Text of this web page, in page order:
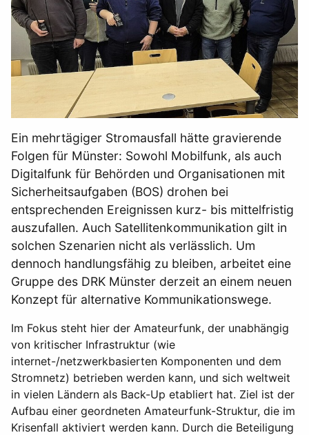
Ein mehrtägiger Stromausfall hätte gravierende
Folgen für Münster: Sowohl Mobilfunk, als auch
Digitalfunk für Behörden und Organisationen mit
Sicherheitsaufgaben (BOS) drohen bei
entsprechenden Ereignissen kurz- bis mittelfristig
auszufallen. Auch Satellitenkommunikation gilt in
solchen Szenarien nicht als verlässlich. Um
dennoch handlungsfähig zu bleiben, arbeitet eine
Gruppe des DRK Münster derzeit an einem neuen
Konzept für alternative Kommunikationswege.
Im Fokus steht hier der Amateurfunk, der unabhängig
von kritischer Infrastruktur (wie
internet-/netzwerkbasierten Komponenten und dem
Stromnetz) betrieben werden kann, und sich weltweit
in vielen Ländern als Back-Up etabliert hat. Ziel ist der
Aufbau einer geordneten Amateurfunk-Struktur, die im
Krisenfall aktiviert werden kann. Durch die Beteiligung